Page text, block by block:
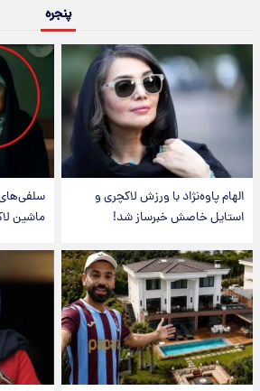
پنجره
الهام پاوه‌نژاد با ورزش لاکچری و
استایل خاصش خبرساز شد!
سلفی‌های
ماشین